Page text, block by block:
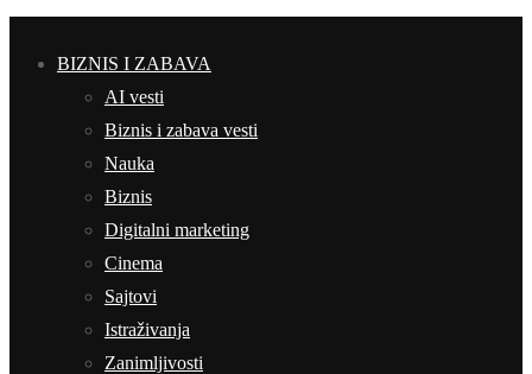
BIZNIS I ZABAVA
AI vesti
Biznis i zabava vesti
Nauka
Biznis
Digitalni marketing
Cinema
Sajtovi
Istraživanja
Zanimljivosti